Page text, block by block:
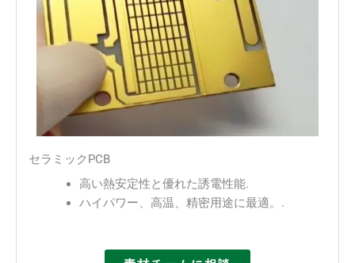
セラミックPCB
高い熱安定性と優れた誘電性能.
ハイパワー、高温、精密用途に最適。.